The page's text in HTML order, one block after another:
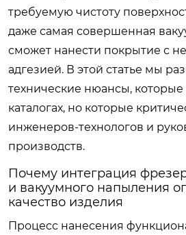
требуемую чистоту
даже самая совершенная
сможет нанести покрытие с
адгезией. В этой статье мы
технические нюансы, которые
каталогах, но которые
инженеров-технологов и
производств.
Почему интеграция
и вакуумного напыления
качество изделия
Процесс нанесения